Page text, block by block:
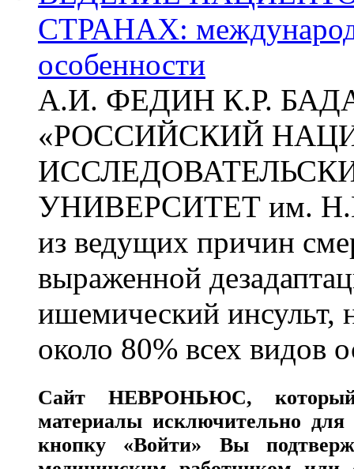
СТРАНАХ:
особенности
А.И. ФЕДИН К.Р.
«РОССИЙСКИЙ
УНИВЕРСИТЕТ им.
из ведущих причин
выраженной
ишемический инсульт,
около 80% всех видов
СайтНЕВРОНЬЮС,
материалы исключительно для
кнопку «Войти» Вы